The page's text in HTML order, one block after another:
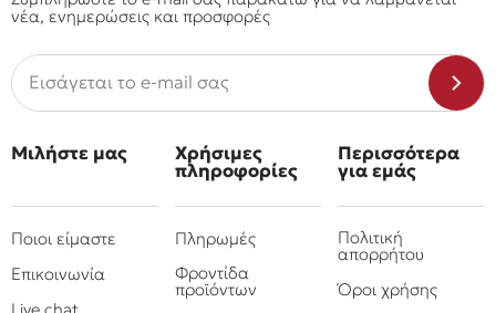
νέα, ενημερώσεις και προσφορές
Μιλήστε μας
Ποιοι είμαστε
Επικοινωνία
Χρήσιμες
πληροφορίες
Πληρωμές
Φροντίδα
προϊόντων
Περισσότερα
για εμάς
Πολιτική
απορρήτου
Όροι χρήσης